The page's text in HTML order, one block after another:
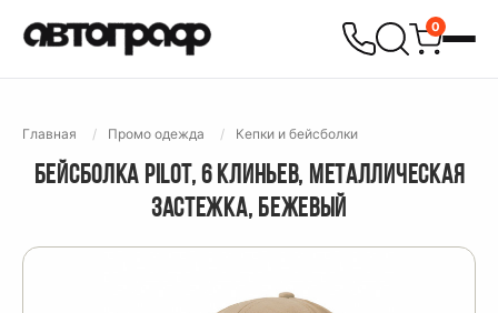
0
Главная Промо одежда Кепки и бейсболки
БЕЙСБОЛКА PILOT, 6 КЛИНЬЕВ, МЕТАЛЛИЧЕСКАЯ
ЗАСТЕЖКА, БЕЖЕВЫЙ